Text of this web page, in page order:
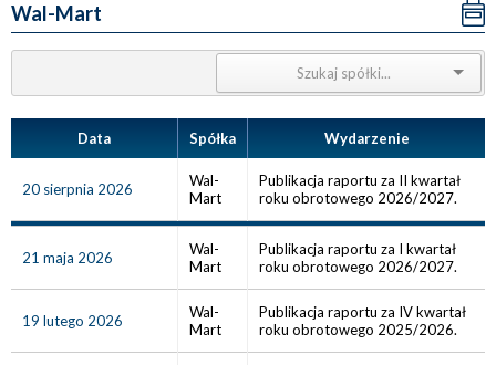
Wal-Mart
Data Spółka Wydarzenie
20 sierpnia 2026
Wal-
Mart
Publikacja raportu za II kwartał
roku obrotowego 2026/2027.
21 maja 2026
Wal-
Mart
Publikacja raportu za I kwartał
roku obrotowego 2026/2027.
19 lutego 2026
Wal-
Mart
Publikacja raportu za IV kwartał
roku obrotowego 2025/2026.